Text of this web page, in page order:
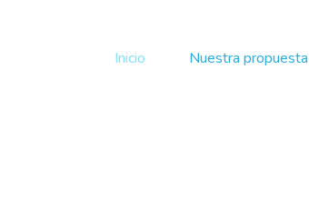
Inicio Nuestra propuesta